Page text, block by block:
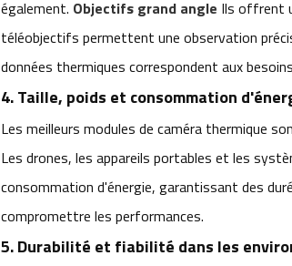
également. Objectifs grand angle Ils offrent
téléobjectifs permettent une observation
données thermiques correspondent aux
4. Taille, poids et consommation
Les meilleurs modules de caméra thermique
Les drones, les appareils portables et les
consommation d'énergie, garantissant des
compromettre les performances.
5. Durabilité et fiabilité dans les